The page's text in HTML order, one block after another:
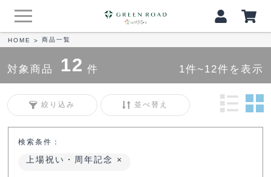
HOME > 商品一覧
対象商品 12 件 1件~12件を表示
絞り込み 並べ替え
検索条件：
上場祝い・周年記念